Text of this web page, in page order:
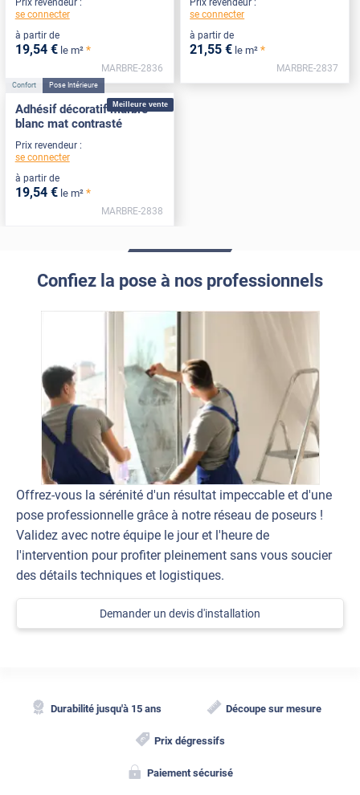
Prix revendeur :
se connecter
à partir de
19,54 € le m² *
MARBRE-2836
Prix revendeur :
se connecter
à partir de
21 ,55 € le m² *
MARBRE-2837
Meilleure vente
Confort Pose Intérieure
Adhésif décoratif marbre
blanc mat contrasté
Prix revendeur :
se connecter
à partir de
19,54 € le m² *
MARBRE-2838
Confiez la pose à nos professionnels
Offrez-vous la sérénité d'un résultat impeccable et d'une
pose professionnelle grâce à notre réseau de poseurs !
Validez avec notre équipe le jour et l'heure de
l'intervention pour profiter pleinement sans vous soucier
des détails techniques et logistiques.
Demander un devis d'installation
Durabilité jusqu'à 15 ans Découpe sur mesure
Prix dégressifs
Paiement sécurisé